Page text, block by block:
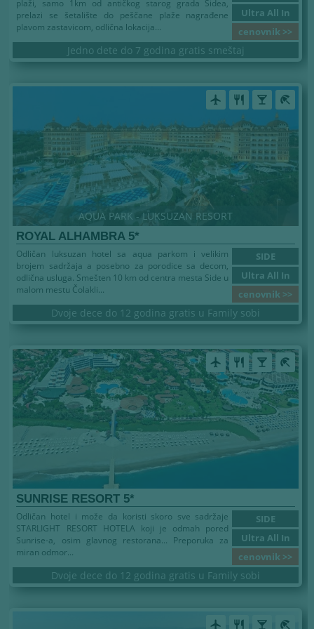
Ultra All In
cenovnik >>
plaži, samo 1km od antičkog starog grada Sidea,
prelazi se šetalište do peščane plaže nagrađene
plavom zastavicom, odlična lokacija...
Jedno dete do 7 godina gratis smeštaj
airplanemode_active restaurant local_bar beach_access
AQUA PARK - LUKSUZAN RESORT
ROYAL ALHAMBRA 5*
SIDE
Ultra All In
cenovnik >>
Odličan luksuzan hotel sa aqua parkom i velikim
brojem sadržaja a posebno za porodice sa decom,
odlična usluga. Smešten 10 km od centra mesta Side u
malom mestu Čolakli...
Dvoje dece do 12 godina gratis u Family sobi
airplanemode_active restaurant local_bar beach_access
SUNRISE RESORT 5*
SIDE
Ultra All In
cenovnik >>
Odličan hotel i može da koristi skoro sve sadržaje
STARLIGHT RESORT HOTELA koji je odmah pored
Sunrise-a, osim glavnog restorana... Preporuka za
miran odmor...
Dvoje dece do 12 godina gratis u Family sobi
airplanemode_active restaurant local_bar beach_access